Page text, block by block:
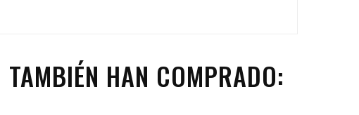
HAN COMPRADO: